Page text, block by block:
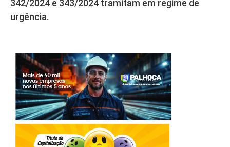
342/2024 e 343/2024 tramitam em regime de
urgência.